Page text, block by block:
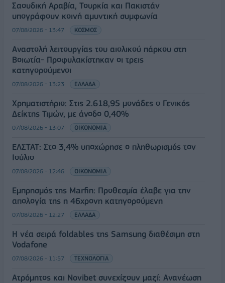
Σαουδική Αραβία, Τουρκία και Πακιστάν
υπογράφουν κοινή αμυντική συμφωνία
07/08/2026 - 13:47 ΚΟΣΜΟΣ
Αναστολή λειτουργίας του αιολικού πάρκου στη
Βοιωτία- Προφυλακίστηκαν οι τρεις
κατηγορούμενοι
07/08/2026 - 13:23 ΕΛΛΑΔΑ
Χρηματιστήριο: Στις 2.618,95 μονάδες ο Γενικός
Δείκτης Τιμών, με άνοδο 0,40%
07/08/2026 - 13:07 ΟΙΚΟΝΟΜΙΑ
ΕΛΣΤΑΤ: Στο 3,4% υποχώρησε ο πληθωρισμός τον
Ιούλιο
07/08/2026 - 12:46 ΟΙΚΟΝΟΜΙΑ
Εμπρησμός της Marfin: Προθεσμία έλαβε για την
απολογία της η 46χρονη κατηγορούμενη
07/08/2026 - 12:27 ΕΛΛΑΔΑ
Η νέα σειρά foldables της Samsung διαθέσιμη στη
Vodafone
07/08/2026 - 11:57 ΤΕΧΝΟΛΟΓΙΑ
Ατρόμητος και Novibet συνεχίζουν μαζί: Ανανέωση